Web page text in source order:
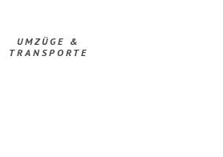
UMZÜGE &
TRANSPORTE